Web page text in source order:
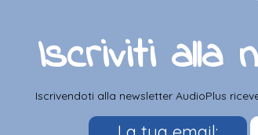
Iscriviti alla
Iscrivendoti alla newsletter AudioPlus